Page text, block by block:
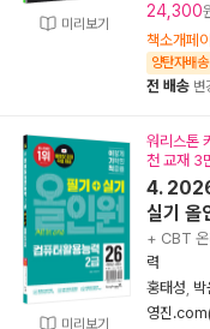
미리보기
24,300
책소개페
양탄자배송
전 배송 변
미리보기
워리스톤
천 교재 3
4.
실기 올
+ CBT 온
력
홍태성 박
영진